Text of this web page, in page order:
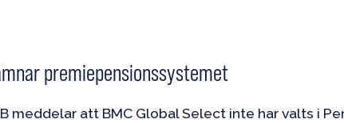
premiepensionssystemet
meddelar att BMC Global Select inte har valts i